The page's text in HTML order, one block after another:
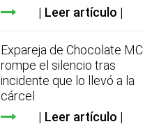
Leer artículo
Expareja de Chocolate MC
rompe el silencio tras
incidente que lo llevó a la
cárcel
Leer artículo